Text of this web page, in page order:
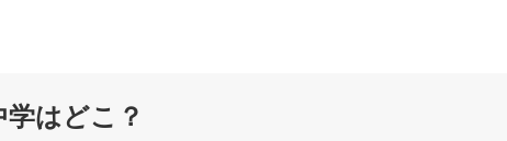
はどこ？